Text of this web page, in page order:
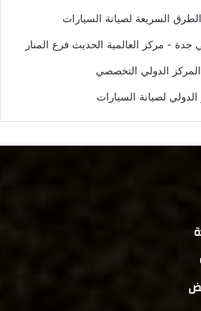
السريعة لصيانة السيارات
جدة - مركز العالمية الحديث فرع المنار
الدولي التخصصي
لصيانة السيارات